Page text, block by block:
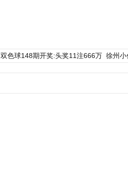
双色球148期开奖:头奖11注666万 徐州